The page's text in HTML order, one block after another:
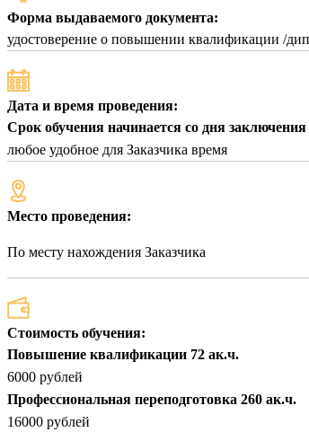
Форма выдаваемого документа:
удостоверение о повышении квалификации /
Дата и время проведения:
Срок обучения начинается со дня заключения
любое удобное для Заказчика время
Место проведения:
По месту нахождения Заказчика
Стоимость обучения:
Повышение квалификации 72 ак.ч.
6000 рублей
Профессиональная переподготовка 260 ак.ч.
16000 рублей